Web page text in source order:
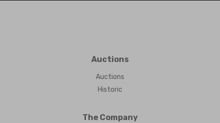
Auctions
Auctions
Historic
The Company